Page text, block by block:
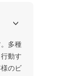
多種
動す
のビ